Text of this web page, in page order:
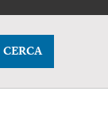
CERCA